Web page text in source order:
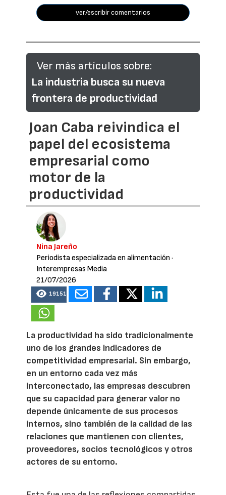
ver/escribir comentarios
Ver más artículos sobre:
La industria busca su nueva
frontera de productividad
Joan Caba reivindica el
papel del ecosistema
empresarial como
motor de la
productividad
Nina Jareño
Periodista especializada en alimentación ·
Interempresas Media
21/07/2026
19151
La productividad ha sido tradicionalmente
uno de los grandes indicadores de
competitividad empresarial. Sin embargo,
en un entorno cada vez más
interconectado, las empresas descubren
que su capacidad para generar valor no
depende únicamente de sus procesos
internos, sino también de la calidad de las
relaciones que mantienen con clientes,
proveedores, socios tecnológicos y otros
actores de su entorno.